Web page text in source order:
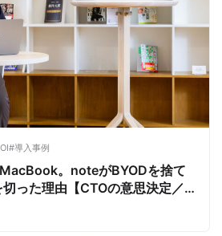
#導入事例
。noteがBYODを捨て
った理由【CTOの意思決定／